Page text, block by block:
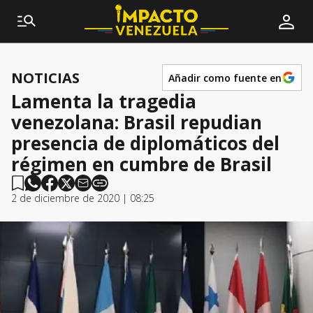
NOTICIAS Añadir como fuente en
Lamenta la tragedia
venezolana: Brasil repudian
presencia de diplomáticos del
régimen en cumbre de Brasil
2 de diciembre de 2020 | 08:25